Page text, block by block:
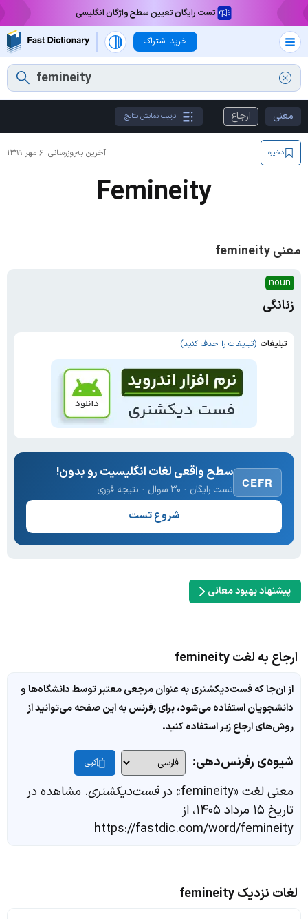
تست رایگان تعیین سطح واژگان انگلیسی
خرید اشتراک
معنی ارجاع ترتیب نمایش نتایج
آخرین به‌روزرسانی: ۶ مهر ۱۳۹۹ ذخیره
Femineity
معنی femineity
noun
زنانگی
تبلیغات (تبلیغات را حذف کنید)
CEFR
سطح واقعی لغات انگلیسیت رو بدون!
تست رایگان · ۳۰ سوال · نتیجه فوری
شروع تست
پیشنهاد بهبود معانی
ارجاع به لغت femineity
از آن‌جا که فست‌دیکشنری به عنوان مرجعی معتبر توسط دانشگاه‌ها و
دانشجویان استفاده می‌شود، برای رفرنس به این صفحه می‌توانید از
روش‌های ارجاع زیر استفاده کنید.
شیوه‌ی رفرنس‌دهی: کپی
معنی لغت «femineity» در فست‌دیکشنری. مشاهده در
تاریخ ۱۵ مرداد ۱۴۰۵، از
https://fastdic.com/word/femineity
لغات نزدیک femineity